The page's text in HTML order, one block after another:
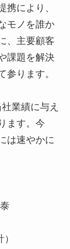
携により、
モノを誰か
、主要顧客
課題を解決
参ります。
業績に与え
ます。今
は速やかに